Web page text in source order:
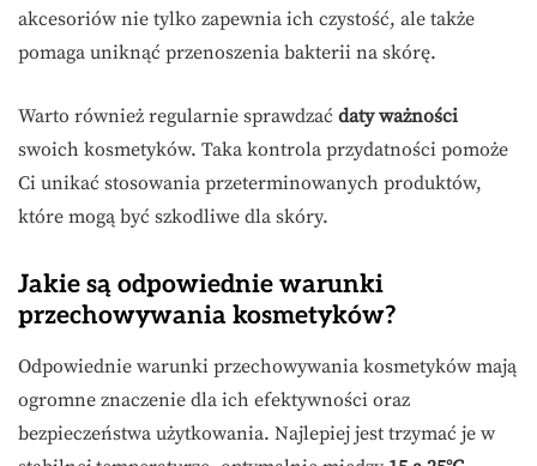
akcesoriów nie tylko zapewnia ich czystość, ale także
pomaga uniknąć przenoszenia bakterii na skórę.
Warto również regularnie sprawdzać daty ważności
swoich kosmetyków. Taka kontrola przydatności pomoże
Ci unikać stosowania przeterminowanych produktów,
które mogą być szkodliwe dla skóry.
Jakie są odpowiednie warunki
przechowywania kosmetyków?
Odpowiednie warunki przechowywania kosmetyków mają
ogromne znaczenie dla ich efektywności oraz
bezpieczeństwa użytkowania. Najlepiej jest trzymać je w